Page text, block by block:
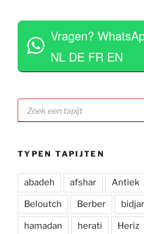
tapijten voor je uit te
opdringerig en geven je
eigen keuze te maken.
prijzen. Al met al een zeer
Vragen?
NL DE FR EN
Producten
zoeken
TYPEN TAPIJTEN
abadeh afshar Antiek
Beloutch Berber bidjar
hamadan herati Heriz